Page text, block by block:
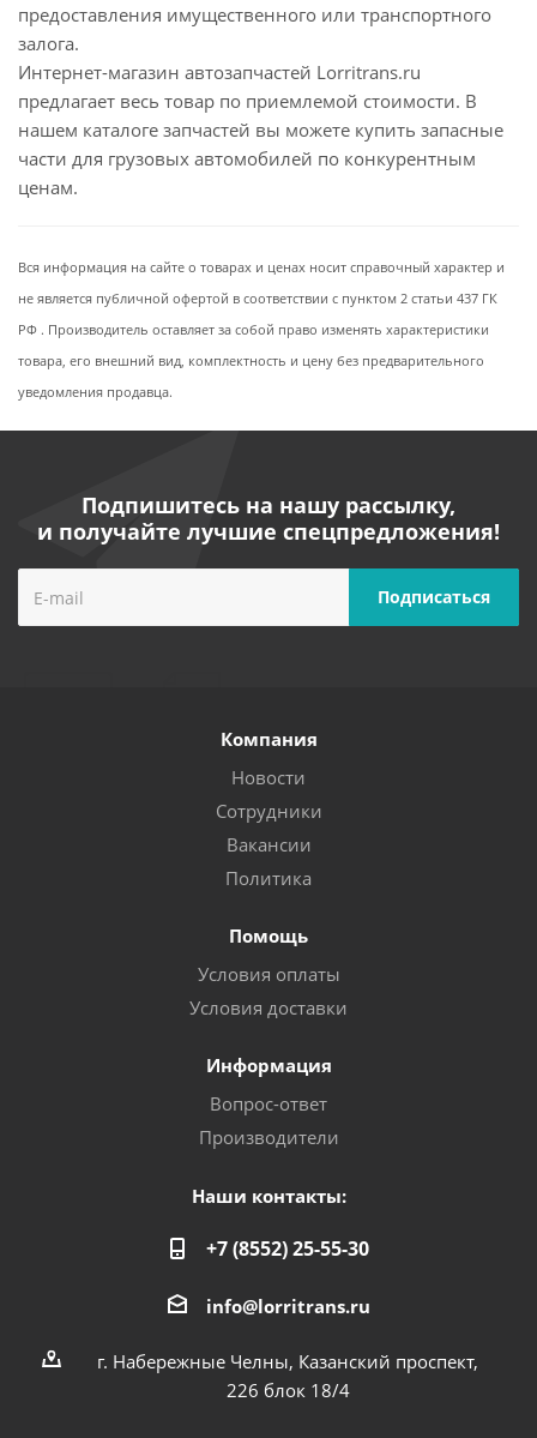
предоставления имущественного или транспортного
залога.
Интернет-магазин автозапчастей Lorritrans.ru
предлагает весь товар по приемлемой стоимости. В
нашем каталоге запчастей вы можете купить запасные
части для грузовых автомобилей по конкурентным
ценам.
Вся информация на сайте о товарах и ценах носит справочный характер и
не является публичной офертой в соответствии с пунктом 2 статьи 437 ГК
РФ . Производитель оставляет за собой право изменять характеристики
товара, его внешний вид, комплектность и цену без предварительного
уведомления продавца.
Подпишитесь на нашу рассылку,
и получайте лучшие спецпредложения!
Компания
Новости
Сотрудники
Вакансии
Политика
Помощь
Условия оплаты
Условия доставки
Информация
Вопрос-ответ
Производители
Наши контакты:
+7 (8552) 25-55-30
info@lorritrans.ru
г. Набережные Челны, Казанский проспект,
226 блок 18/4